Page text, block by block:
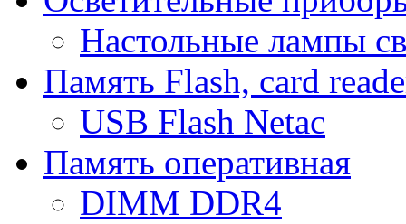
Настольные лампы
Память Flash, card
USB Flash Netac
Память оперативная
DIMM DDR4